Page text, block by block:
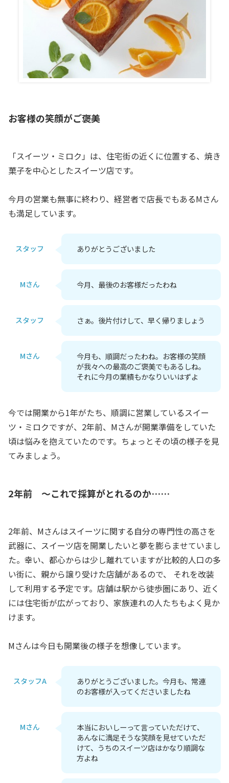
お客様の笑顔がご褒美
「スイーツ・ミロク」は、住宅街の近くに位置する、焼き
菓子を中心としたスイーツ店です。
今月の営業も無事に終わり、経営者で店長でもあるMさん
も満足しています。
スタッフ ありがとうございました
Mさん 今月、最後のお客様だったわね
スタッフ さぁ。後片付けして、早く帰りましょう
Mさん
今月も、順調だったわね。お客様の笑顔
が我々への最高のご褒美でもあるしね。
それに今月の業績もかなりいいはずよ
今では開業から1年がたち、順調に営業しているスイー
ツ・ミロクですが、2年前、Mさんが開業準備をしていた
頃は悩みを抱えていたのです。ちょっとその頃の様子を見
てみましょう。
2年前 ～これで採算がとれるのか……
2年前、Mさんはスイーツに関する自分の専門性の高さを
武器に、スイーツ店を開業したいと夢を膨らませていまし
た。幸い、都心からは少し離れていますが比較的人口の多
い街に、親から譲り受けた店舗があるので、 それを改装
して利用する予定です。店舗は駅から徒歩圏にあり、近く
には住宅街が広がっており、家族連れの人たちもよく見か
けます。
Mさんは今日も開業後の様子を想像しています。
スタッフA
ありがとうございました。今月も、常連
のお客様が入ってくださいましたね
Mさん
本当においしーって言っていただけて、
あんなに満足そうな笑顔を見せていただ
けて、うちのスイーツ店はかなり順調な
方よね